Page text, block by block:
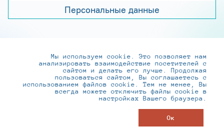
Персональные данные
+7 (495) 737-6192, 8-800-250-0-260
practice@infotecs.ru,hr@infotecs.ru
127273, г. Москва, Отрадная ул., 2Б строение 1
Мы используем cookie. Это позволяет нам
анализировать взаимодействие посетителей с
сайтом и делать его лучше. Продолжая
пользоваться сайтом, Вы соглашаетесь с
использованием файлов cookie. Тем не менее, Вы
всегда можете отключить файлы cookie в
настройках Вашего браузера.
Ок